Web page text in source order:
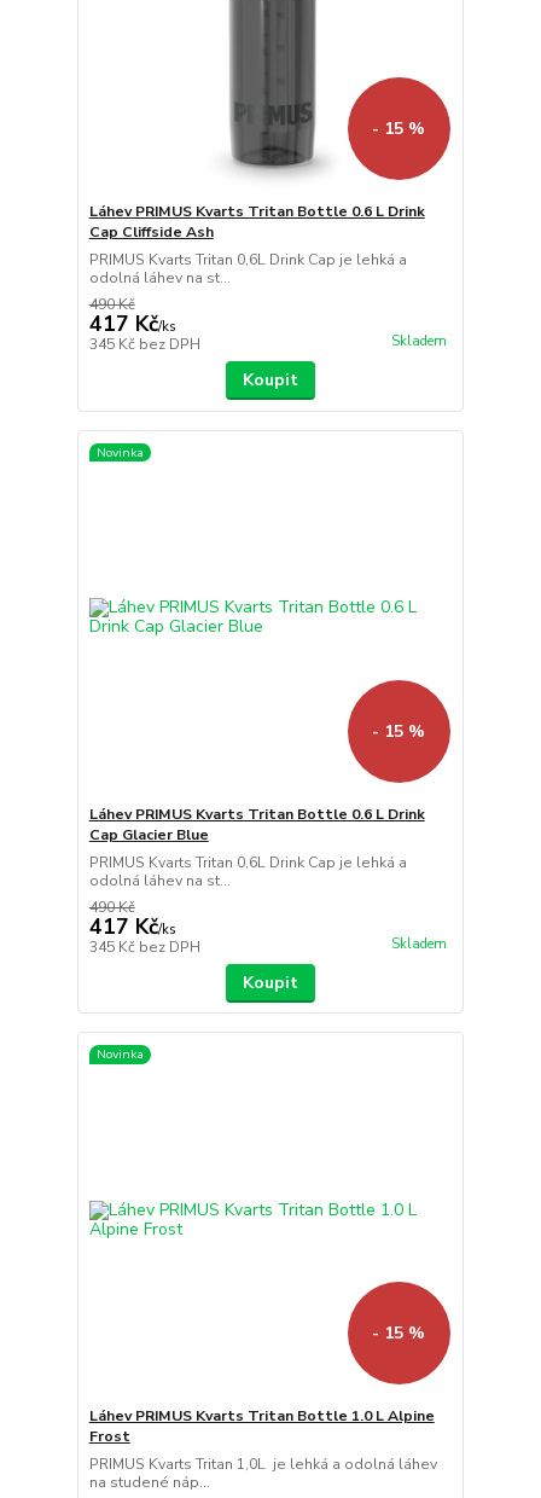
- 15 %
Láhev PRIMUS Kvarts Tritan Bottle 0.6 L Drink
Cap Cliffside Ash
PRIMUS Kvarts Tritan 0,6L Drink Cap je lehká a
odolná láhev na st...
490 Kč
417 Kč/ks
345 Kč bez DPH Skladem
Koupit
Novinka
- 15 %
Láhev PRIMUS Kvarts Tritan Bottle 0.6 L Drink
Cap Glacier Blue
PRIMUS Kvarts Tritan 0,6L Drink Cap je lehká a
odolná láhev na st...
490 Kč
417 Kč/ks
345 Kč bez DPH Skladem
Koupit
Novinka
- 15 %
Láhev PRIMUS Kvarts Tritan Bottle 1.0 L Alpine
Frost
PRIMUS Kvarts Tritan 1,0L je lehká a odolná láhev
na studené náp...